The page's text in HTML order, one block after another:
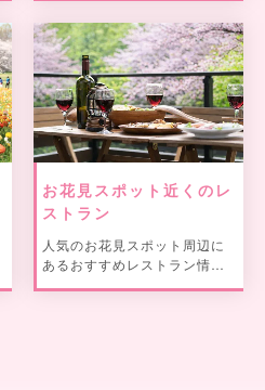
お花見スポット近くのレ
ストラン
人気のお花見スポット周辺に
あるおすすめレストラン情報